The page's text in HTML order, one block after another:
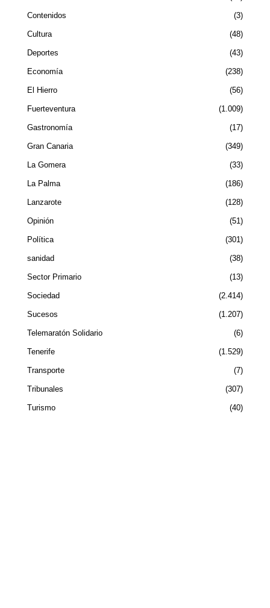
Contenidos 3
Cultura 48
Deportes 43
Economía 238
El Hierro 56
Fuerteventura 1.009
Gastronomía 17
Gran Canaria 349
La Gomera 33
La Palma 186
Lanzarote 128
Opinión 51
Política 301
sanidad 38
Sector Primario 13
Sociedad 2.414
Sucesos 1.207
Telemaratón Solidario 6
Tenerife 1.529
Transporte 7
Tribunales 307
Turismo 40